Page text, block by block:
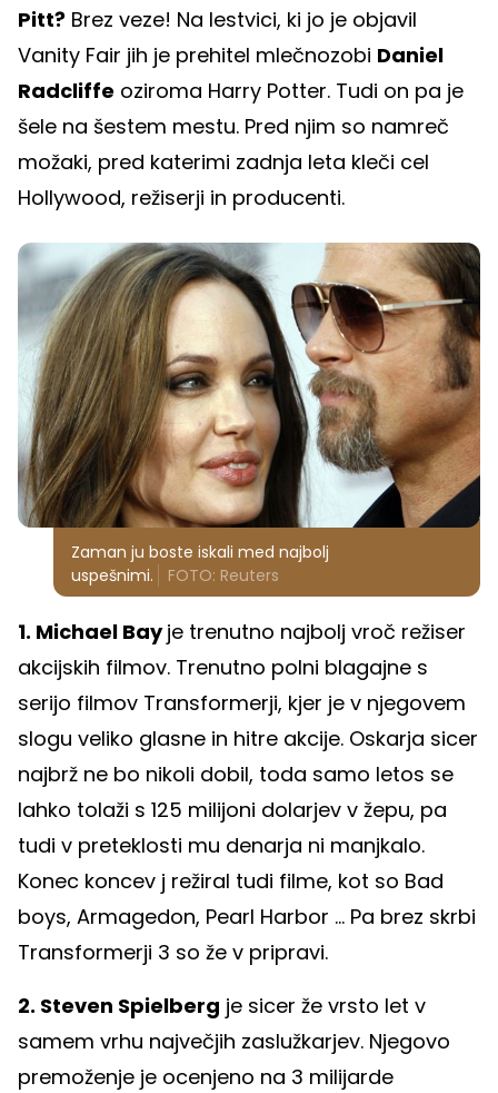
Pitt? Brez veze! Na lestvici, ki jo je objavil
Vanity Fair jih je prehitel mlečnozobi Daniel
Radcliffe oziroma Harry Potter. Tudi on pa je
šele na šestem mestu. Pred njim so namreč
možaki, pred katerimi zadnja leta kleči cel
Hollywood, režiserji in producenti.
Zaman ju boste iskali med najbolj
uspešnimi.
FOTO: Reuters
1. Michael Bayje trenutno najbolj vroč režiser
akcijskih filmov. Trenutno polni blagajne s
serijo filmov Transformerji, kjer je v njegovem
slogu veliko glasne in hitre akcije. Oskarja sicer
najbrž ne bo nikoli dobil, toda samo letos se
lahko tolaži s 125 milijoni dolarjev v žepu, pa
tudi v preteklosti mu denarja ni manjkalo.
Konec koncev j režiral tudi filme, kot so Bad
boys, Armagedon, Pearl Harbor ... Pa brez skrbi
Transformerji 3 so že v pripravi.
2. Steven Spielberg je sicer že vrsto let v
samem vrhu največjih zaslužkarjev. Njegovo
premoženje je ocenjeno na 3 milijarde